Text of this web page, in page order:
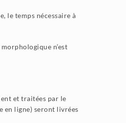
le temps nécessaire à
n’est
et traitées par le
en ligne) seront livrées